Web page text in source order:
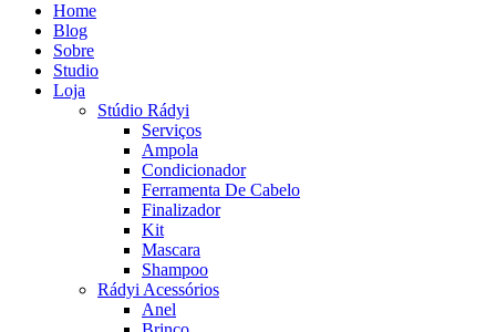
Home
Blog
Sobre
Studio
Loja
Stúdio Rádyi
Serviços
Ampola
Condicionador
Ferramenta De Cabelo
Finalizador
Kit
Mascara
Shampoo
Rádyi Acessórios
Anel